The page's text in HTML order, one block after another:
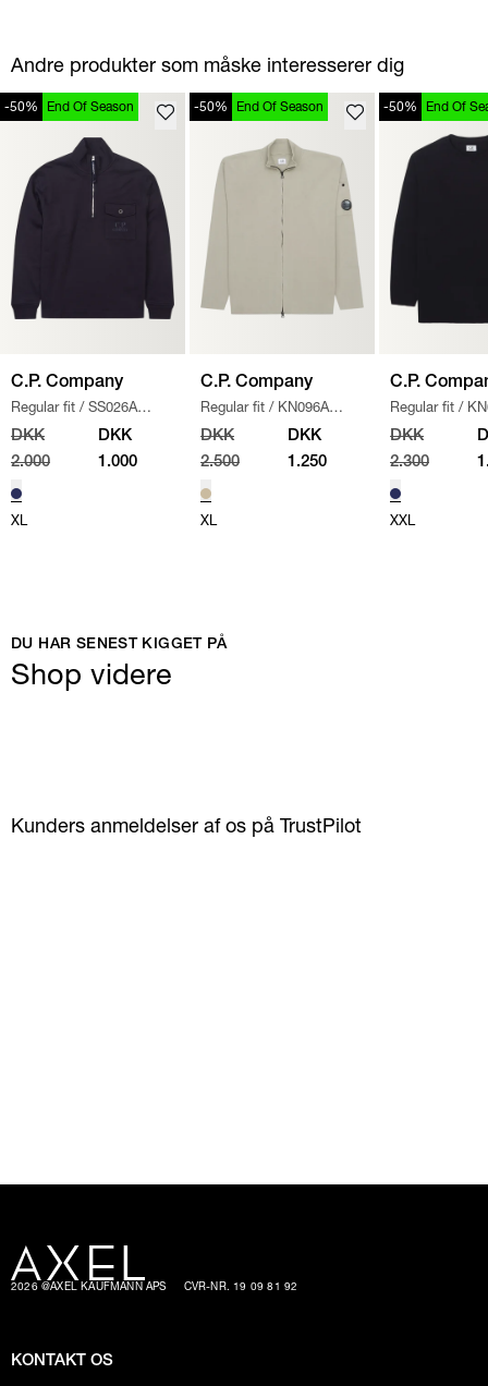
Andre produkter som måske interesserer dig
-50% End Of Season
C.P. Company
Regular fit / SS026A
005086W SWEATSHIRT
DKK
2.000
DKK
1.000
XL
-50% End Of Season
C.P. Company
Regular fit / KN096A
110560A STRIK / SAND
DKK
2.500
DKK
1.250
XL
-50% End Of
C.P.
Regular fit /
/ NAVY
DKK
2.300
XXL
DU HAR SENEST KIGGET PÅ
Shop videre
Kunders anmeldelser af os på TrustPilot
2026 @AXEL KAUFMANN APS CVR-NR. 19 09 81 92
KONTAKT OS